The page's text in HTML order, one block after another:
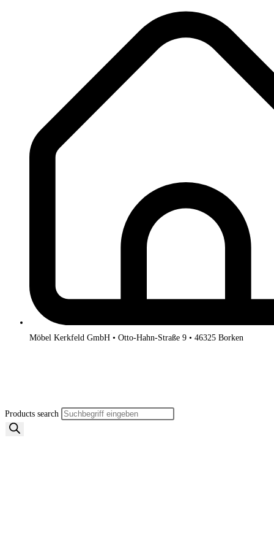
Möbel Kerkfeld GmbH • Otto-Hahn-Straße 9 • 46325 Borken
Products search